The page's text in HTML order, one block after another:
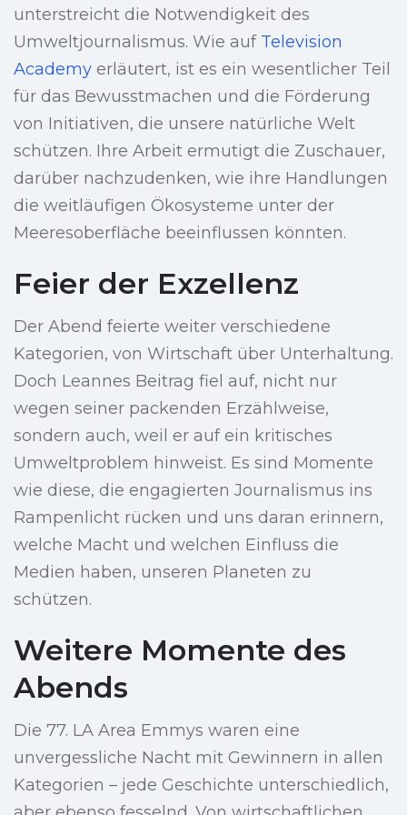
unterstreicht die Notwendigkeit des
Umweltjournalismus. Wie auf Television
Academy erläutert, ist es ein wesentlicher Teil
für das Bewusstmachen und die Förderung
von Initiativen, die unsere natürliche Welt
schützen. Ihre Arbeit ermutigt die Zuschauer,
darüber nachzudenken, wie ihre Handlungen
die weitläufigen Ökosysteme unter der
Meeresoberfläche beeinflussen könnten.
Feier der Exzellenz
Der Abend feierte weiter verschiedene
Kategorien, von Wirtschaft über Unterhaltung.
Doch Leannes Beitrag fiel auf, nicht nur
wegen seiner packenden Erzählweise,
sondern auch, weil er auf ein kritisches
Umweltproblem hinweist. Es sind Momente
wie diese, die engagierten Journalismus ins
Rampenlicht rücken und uns daran erinnern,
welche Macht und welchen Einfluss die
Medien haben, unseren Planeten zu
schützen.
Weitere Momente des
Abends
Die 77. LA Area Emmys waren eine
unvergessliche Nacht mit Gewinnern in allen
Kategorien – jede Geschichte unterschiedlich,